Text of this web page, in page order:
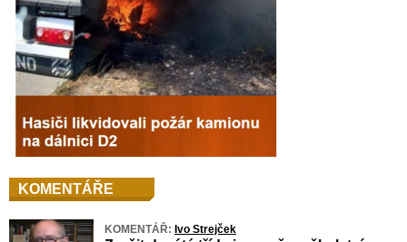
KOMENTÁŘE
KOMENTÁŘ: Ivo Strejček